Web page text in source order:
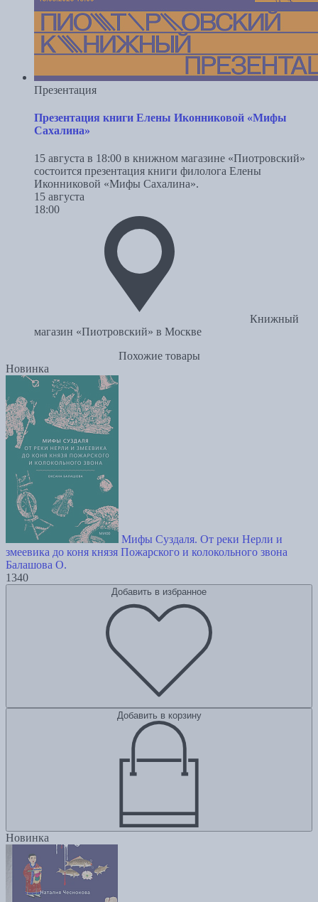
Презентация
Презентация книги Елены Иконниковой «Мифы
Сахалина»
15 августа в 18:00 в книжном магазине «Пиотровский»
состоится презентация книги филолога Елены
Иконниковой «Мифы Сахалина».
15 августа
18:00
Книжный
магазин «Пиотровский» в Москве
Похожие товары
Новинка
Мифы Суздаля. От реки Нерли и
змеевика до коня князя Пожарского и колокольного звона
Балашова О.
1340
Добавить в избранное
Добавить в корзину
Новинка